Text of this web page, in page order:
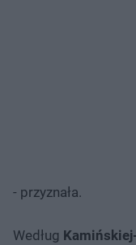
- przyznała.
Według